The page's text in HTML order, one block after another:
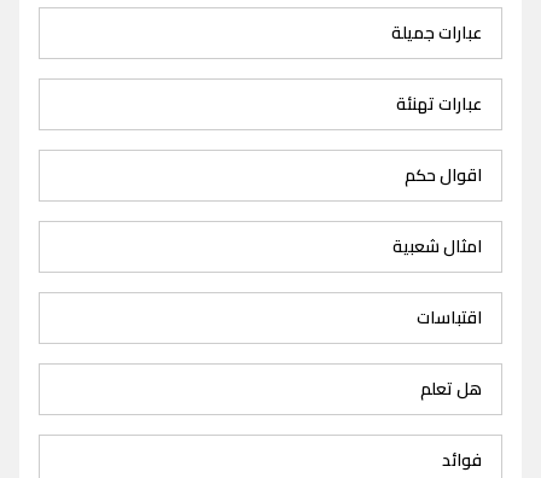
عبارات جميلة
عبارات تهنئة
اقوال حكم
امثال شعبية
اقتباسات
هل تعلم
فوائد